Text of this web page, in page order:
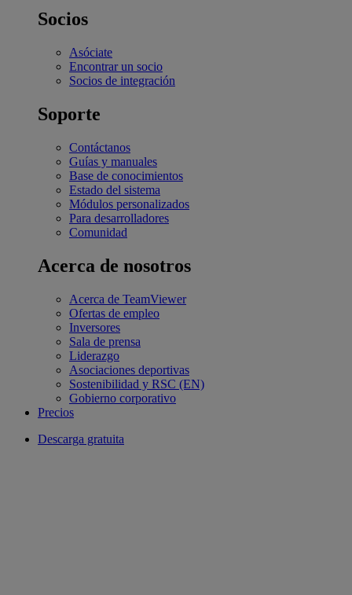
Socios
Asóciate
Encontrar un socio
Socios de integración
Soporte
Contáctanos
Guías y manuales
Base de conocimientos
Estado del sistema
Módulos personalizados
Para desarrolladores
Comunidad
Acerca de nosotros
Acerca de TeamViewer
Ofertas de empleo
Inversores
Sala de prensa
Liderazgo
Asociaciones deportivas
Sostenibilidad y RSC (EN)
Gobierno corporativo
Precios
Descarga gratuita